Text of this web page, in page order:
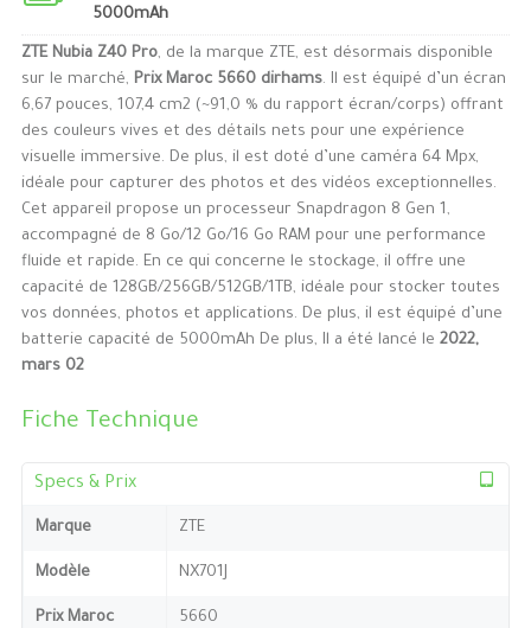
5000mAh
ZTE Nubia Z40 Pro, de la marque ZTE, est désormais disponible
sur le marché, Prix Maroc 5660 dirhams. Il est équipé d’un écran
6,67 pouces, 107,4 cm2 (~91,0 % du rapport écran/corps) offrant
des couleurs vives et des détails nets pour une expérience
visuelle immersive. De plus, il est doté d’une caméra 64 Mpx,
idéale pour capturer des photos et des vidéos exceptionnelles.
Cet appareil propose un processeur Snapdragon 8 Gen 1,
accompagné de 8 Go/12 Go/16 Go RAM pour une performance
fluide et rapide. En ce qui concerne le stockage, il offre une
capacité de 128GB/256GB/512GB/1TB, idéale pour stocker toutes
vos données, photos et applications. De plus, il est équipé d’une
batterie capacité de 5000mAh De plus, Il a été lancé le 2022,
mars 02
Fiche Technique
Specs & Prix
Marque ZTE
Modèle NX701J
Prix Maroc 5660